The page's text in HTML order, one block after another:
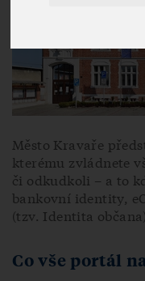
Město Kravaře
kterému zvládnete
či odkudkoli – a to
bankovní identity,
(tzv. Identita
Co vše portál